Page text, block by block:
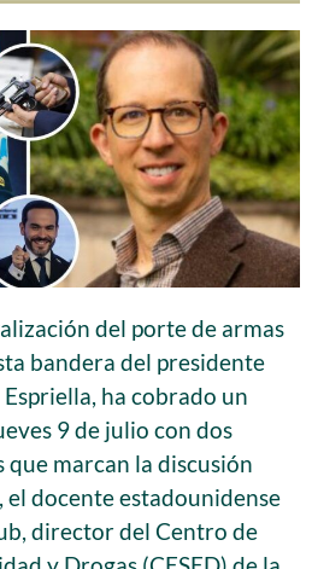
del porte de armas
bandera del presidente
ha cobrado un
9 de julio con dos
marcan la discusión
el docente estadounidense
director del Centro de